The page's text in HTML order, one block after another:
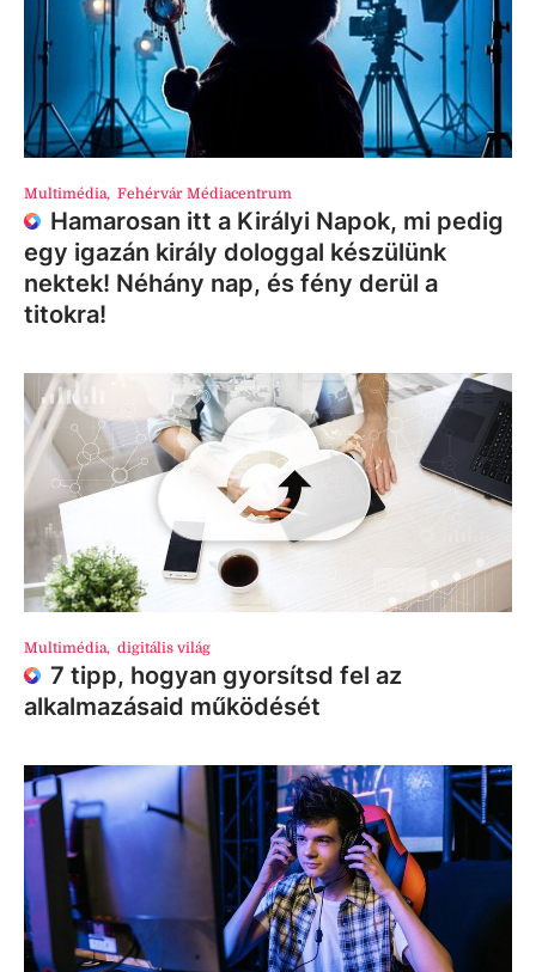
Multimédia, Fehérvár Médiacentrum
Hamarosan itt a Királyi Napok, mi pedig
egy igazán király dologgal készülünk
nektek! Néhány nap, és fény derül a
titokra!
Multimédia, digitális világ
7 tipp, hogyan gyorsítsd fel az
alkalmazásaid működését